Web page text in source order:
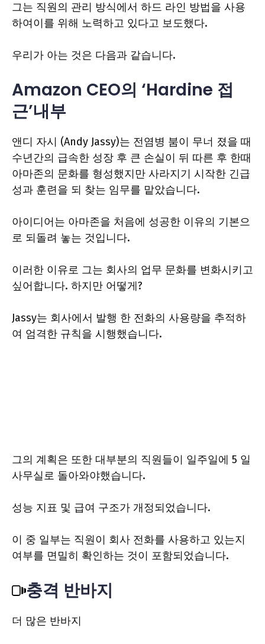
그는 직원의 관리 방식에서 하드 라인 방법을 사용
하여이를 위해 노력하고 있다고 보도했다.
우리가 아는 것은 다음과 같습니다.
Amazon CEO의 ‘Hardine 접
근’내부
앤디 자시 (Andy Jassy)는 전염병 붐이 무너 졌을 때
수년간의 급속한 성장 후 큰 손실이 뒤 따른 후 한때
아마존의 문화를 형성했지만 사라지기 시작한 긴급
성과 훈련을 되 찾는 임무를 맡았습니다.
아이디어는 아마존을 처음에 성공한 이유의 기본으
로 되돌려 놓는 것입니다.
이러한 이유로 그는 회사의 업무 문화를 변화시키고
싶어합니다. 하지만 어떻게?
Jassy는 회사에서 발행 한 전화의 사용량을 추적하
여 엄격한 규칙을 시행했습니다.
그의 계획은 또한 대부분의 직원들이 일주일에 5 일
사무실로 돌아와야했습니다.
성능 지표 및 급여 구조가 개정되었습니다.
이 중 일부는 직원이 회사 전화를 사용하고 있는지
여부를 면밀히 확인하는 것이 포함되었습니다.
충격 반바지
더 많은 반바지